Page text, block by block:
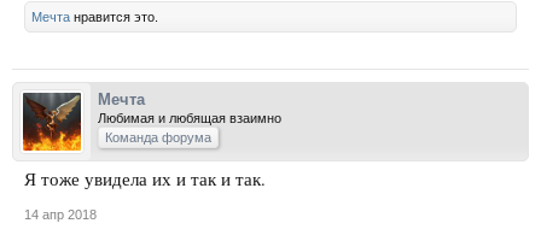
Мечта нравится это.
Мечта
Любимая и любящая взаимно
Команда форума
Я тоже увидела их и так и так.
14 апр 2018